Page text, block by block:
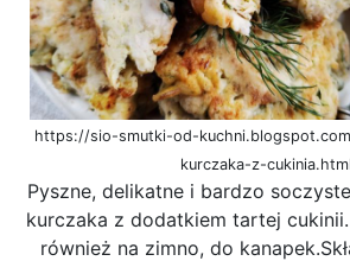
https://sio-smutki-od-
kurczaka-z-cukinia.html
Pyszne, delikatne i bardzo
kurczaka z dodatkiem tartej
również na zimno, do